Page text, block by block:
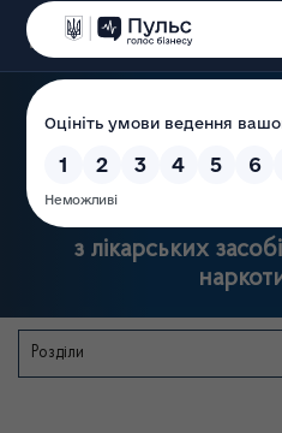
Державна
з лікарських
Розділи